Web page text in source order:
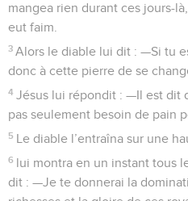
mangea rien durant ces jours-
eut faim.
3 Alors le diable lui dit : —Si tu
donc à cette pierre de se
4 Jésus lui répondit : —Il est dit
pas seulement besoin de pain
5 Le diable l’entraîna sur une
6 lui montra en un instant tous
dit : —Je te donnerai la